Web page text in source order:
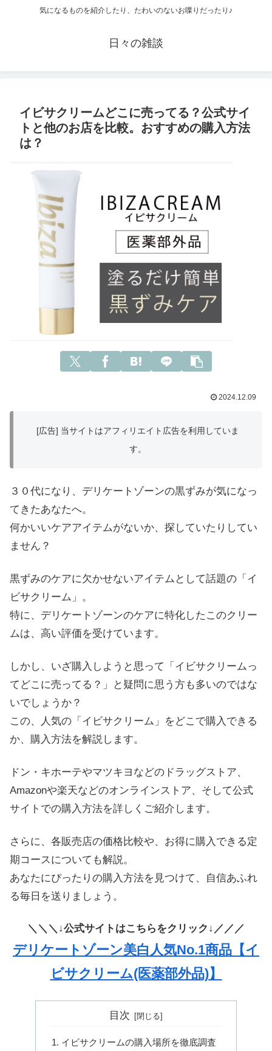
気になるものを紹介したり、たわいのないお喋りだったり♪
日々の雑談
イビサクリームどこに売ってる？公式サイ
トと他のお店を比較。おすすめの購入方法
は？
2024.12.09
[広告] 当サイトはアフィリエイト広告を利用していま
す。
３０代になり、デリケートゾーンの黒ずみが気になっ
てきたあなたへ。
何かいいケアアイテムがないか、探していたりしてい
ません？
黒ずみのケアに欠かせないアイテムとして話題の「イ
ビサクリーム」。
特に、デリケートゾーンのケアに特化したこのクリー
ムは、高い評価を受けています。
しかし、いざ購入しようと思って「イビサクリームっ
てどこに売ってる？」と疑問に思う方も多いのではな
いでしょうか？
この、人気の「イビサクリーム」をどこで購入できる
か、購入方法を解説します。
ドン・キホーテやマツキヨなどのドラッグストア、
Amazonや楽天などのオンラインストア、そして公式
サイトでの購入方法を詳しくご紹介します。
さらに、各販売店の価格比較や、お得に購入できる定
期コースについても解説。
あなたにぴったりの購入方法を見つけて、自信あふれ
る毎日を送りましょう。
＼＼＼↓公式サイトはこちらをクリック↓／／／
デリケートゾーン美白人気No.1商品【イ
ビサクリーム(医薬部外品)】
目次
イビサクリームの購入場所を徹底調査